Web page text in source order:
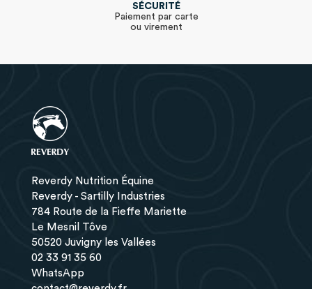
SÉCURITÉ
Paiement par carte
ou virement
Reverdy Nutrition Équine
Reverdy - Sartilly Industries
784 Route de la Fieffe Mariette
Le Mesnil Tôve
50520 Juvigny les Vallées
02 33 91 35 60
WhatsApp